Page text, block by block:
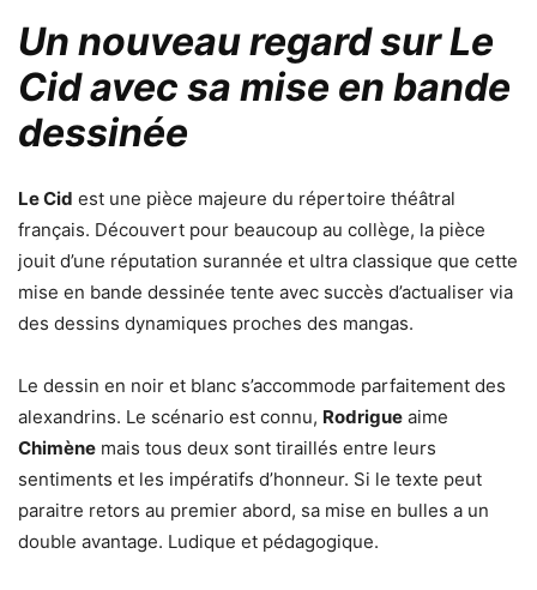
Un nouveau regard sur Le
Cid avec sa mise en bande
dessinée
Le Cid est une pièce majeure du répertoire théâtral
français. Découvert pour beaucoup au collège, la pièce
jouit d’une réputation surannée et ultra classique que cette
mise en bande dessinée tente avec succès d’actualiser via
des dessins dynamiques proches des mangas.
Le dessin en noir et blanc s’accommode parfaitement des
alexandrins. Le scénario est connu, Rodrigue aime
Chimène mais tous deux sont tiraillés entre leurs
sentiments et les impératifs d’honneur. Si le texte peut
paraitre retors au premier abord, sa mise en bulles a un
double avantage. Ludique et pédagogique.